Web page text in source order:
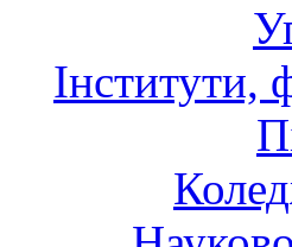
Інститути,